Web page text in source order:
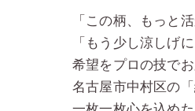
「この柄、もっと
「もう少し涼しげ
希望をプロの技で
名古屋市中村区の